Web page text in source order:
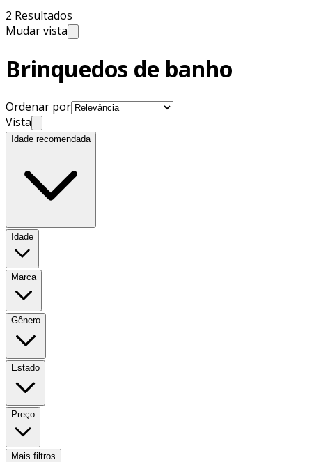
2 Resultados
Mudar vista
Brinquedos de banho
Ordenar por
Vista
Idade recomendada
Idade
Marca
Gênero
Estado
Preço
Mais filtros